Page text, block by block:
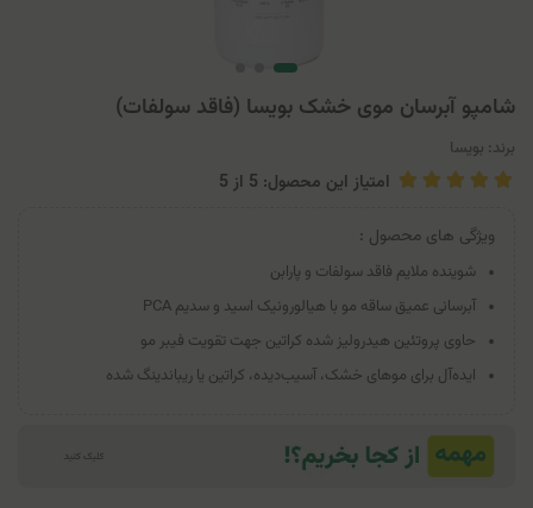
شامپو آبرسان موی خشک بویسا (فاقد سولفات)
برند: بویسا
امتیاز این محصول: 5 از 5
ویژگی های محصول :
شوینده ملایم فاقد سولفات و پارابن
آبرسانی عمیق ساقه مو با هیالورونیک اسید و سدیم PCA
حاوی پروتئین هیدرولیز شده کراتین جهت تقویت فیبر مو
ایده‌آل برای موهای خشک، آسیب‌دیده، کراتین یا ریباندینگ شده